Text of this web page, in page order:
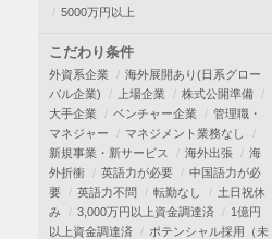
5000万円以上
こだわり条件
外資系企業
海外展開あり(日系グロー
バル企業)
上場企業
株式公開準備
大手企業
ベンチャー企業
管理職・
マネジャー
マネジメント業務なし
新規事業・新サービス
海外出張
海
外折衝
英語力が必要
中国語力が必
要
英語力不問 転勤なし
土日祝休
み
3,000万円以上資金調達済
1億円
以上資金調達済
ポテンシャル採用（未